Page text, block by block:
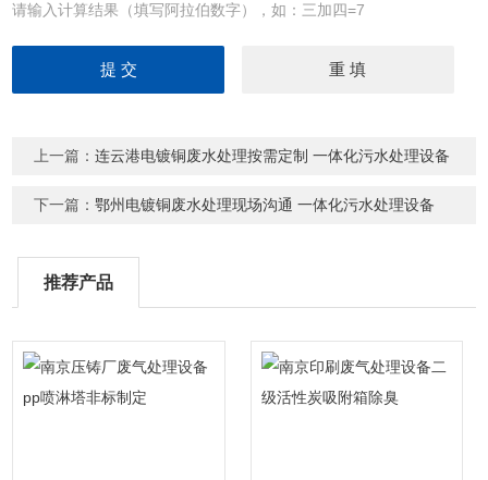
请输入计算结果（填写阿拉伯数字），如：三加四=7
上一篇：连云港电镀铜废水处理按需定制 一体化污水处理设备
下一篇：鄂州电镀铜废水处理现场沟通 一体化污水处理设备
推荐产品